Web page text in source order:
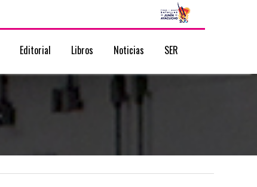
Editorial Libros Noticias SER